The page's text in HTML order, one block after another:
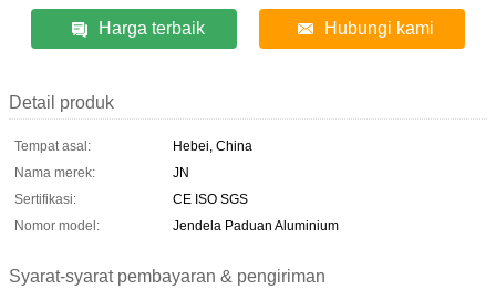
Harga terbaik Hubungi kami
Detail produk
Tempat asal:
Hebei, China
Nama merek:
JN
Sertifikasi:
CE ISO SGS
Nomor model:
Jendela Paduan Aluminium
Syarat-syarat pembayaran & pengiriman